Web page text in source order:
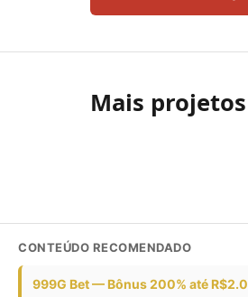
Mais projetos
CONTEÚDO RECOMENDADO
999G Bet — Bônus 200% até